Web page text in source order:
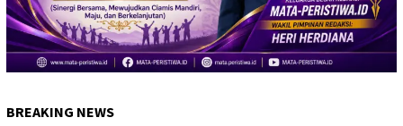
BREAKING NEWS